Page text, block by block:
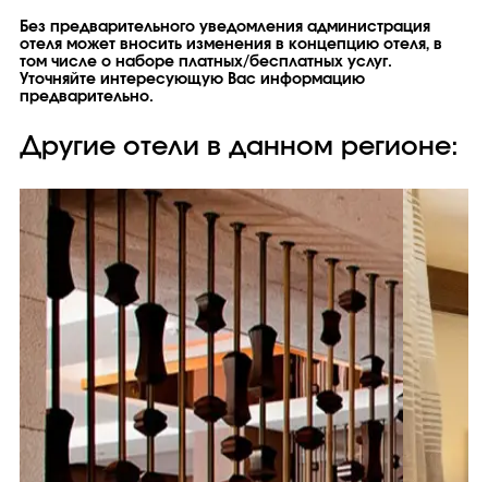
Без предварительного уведомления администрация
отеля может вносить изменения в концепцию отеля, в
том числе о наборе платных/бесплатных услуг.
Уточняйте интересующую Вас информацию
предварительно.
Другие отели в данном регионе: